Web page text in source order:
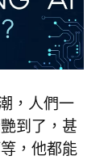
，人們一
到了，甚
，他都能